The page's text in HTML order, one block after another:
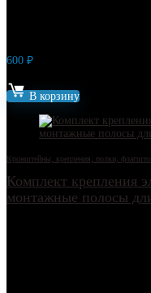
600 ₽
В корзину
Кронштейны, крепления, полки,
Комплект крепления
монтажные полосы